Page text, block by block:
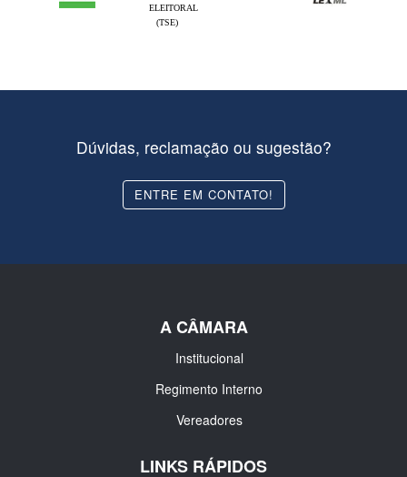
ELEITORAL
(TSE)
Dúvidas, reclamação ou sugestão?
ENTRE EM CONTATO!
A CÂMARA
Institucional
Regimento Interno
Vereadores
LINKS RÁPIDOS